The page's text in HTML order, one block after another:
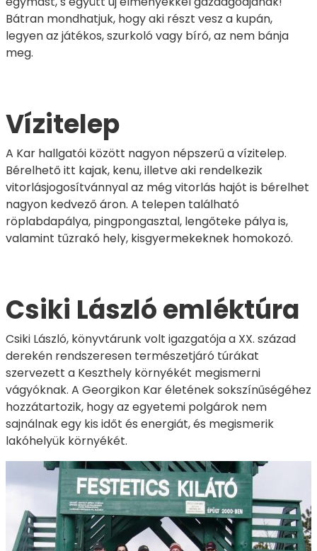
Bátran mondhatjuk, hogy aki részt vesz a kupán,
legyen az játékos, szurkoló vagy bíró, az nem bánja
meg.
Vízitelep
A Kar hallgatói között nagyon népszerű a vízitelep.
Bérelhető itt kajak, kenu, illetve aki rendelkezik
vitorlásjogosítvánnyal az még vitorlás hajót is bérelhet
nagyon kedvező áron. A telepen található
röplabdapálya, pingpongasztal, lengőteke pálya is,
valamint tűzrakó hely, kisgyermekeknek homokozó.
Csiki László emléktúra
Csiki László, könyvtárunk volt igazgatója a XX. század
derekén rendszeresen természetjáró túrákat
szervezett a Keszthely környékét megismerni
vágyóknak. A Georgikon Kar életének sokszínűségéhez
hozzátartozik, hogy az egyetemi polgárok nem
sajnálnak egy kis időt és energiát, és megismerik
lakóhelyük környékét.